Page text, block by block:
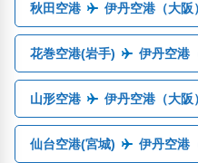
秋田空港 伊丹空港（大阪）
花巻空港(岩手) 伊丹空港
山形空港 伊丹空港（大阪）
仙台空港(宮城) 伊丹空港